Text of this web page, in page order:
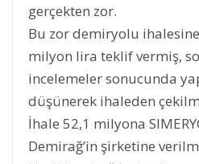
gerçekten zor.
Bu zor demiryolu
milyon lira teklif vermiş,
incelemeler sonucunda
düşünerek ihaleden
İhale 52,1 milyona
Demirağ’in şirketine